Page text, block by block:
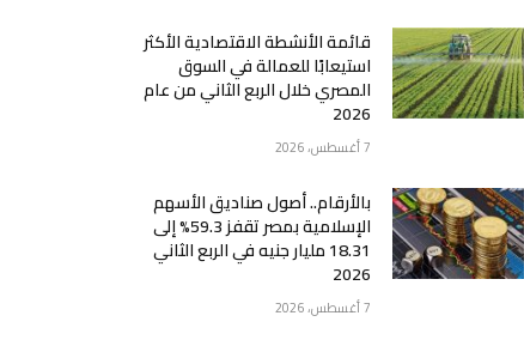
قائمة الأنشطة الاقتصادية الأكثر
استيعابًا للعمالة في السوق
المصري خلال الربع الثاني من عام
2026
7 أغسطس، 2026
بالأرقام.. أصول صناديق الأسهم
الإسلامية بمصر تقفز 59.3% إلى
18.31 مليار جنيه في الربع الثاني
2026
7 أغسطس، 2026